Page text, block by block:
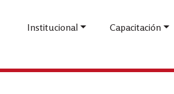
al
Institucional Capacitación